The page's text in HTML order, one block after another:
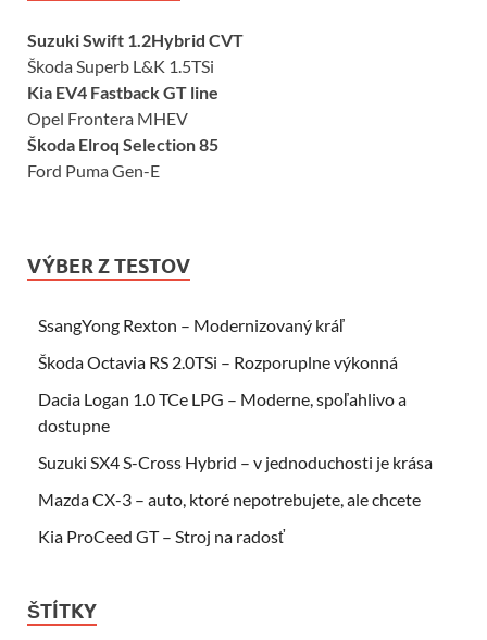
Suzuki Swift 1.2Hybrid CVT
Škoda Superb L&K 1.5TSi
Kia EV4 Fastback GT line
Opel Frontera MHEV
Škoda Elroq Selection 85
Ford Puma Gen-E
VÝBER Z TESTOV
SsangYong Rexton – Modernizovaný kráľ
Škoda Octavia RS 2.0TSi – Rozporuplne výkonná
Dacia Logan 1.0 TCe LPG – Moderne, spoľahlivo a
dostupne
Suzuki SX4 S-Cross Hybrid – v jednoduchosti je krása
Mazda CX-3 – auto, ktoré nepotrebujete, ale chcete
Kia ProCeed GT – Stroj na radosť
ŠTÍTKY